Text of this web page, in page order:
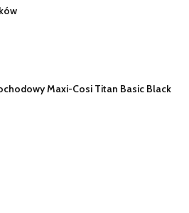
Maxi-Cosi Titan Basic Black